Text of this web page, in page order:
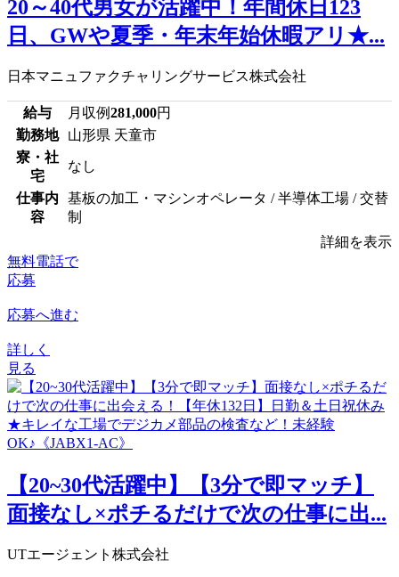
20～40代男女が活躍中！年間休日123
日、GWや夏季・年末年始休暇アリ★...
日本マニュファクチャリングサービス株式会社
給与 月収例281,000円
勤務地
山形県 天童市
寮・社
宅
なし
仕事内
容
基板の加工・マシンオペレータ / 半導体工場 / 交替
制
詳細を表示
無料電話で
応募
応募へ進む
詳しく
見る
【20~30代活躍中】【3分で即マッチ】
面接なし×ポチるだけで次の仕事に出...
UTエージェント株式会社